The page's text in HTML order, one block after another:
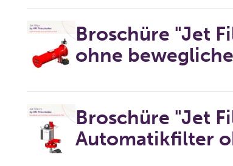
Broschüre "Jet
ohne
Broschüre "Jet
Automatikfilter